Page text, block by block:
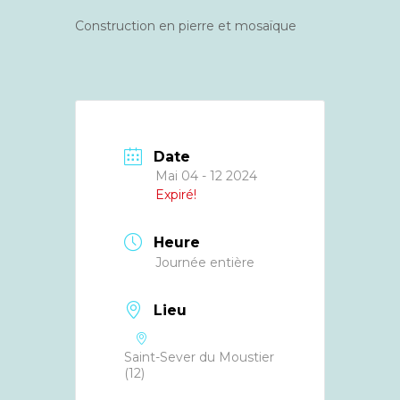
Construction en pierre et mosaïque
Date
Mai 04 - 12 2024
Expiré!
Heure
Journée entière
Lieu
Saint-Sever du Moustier
(12)